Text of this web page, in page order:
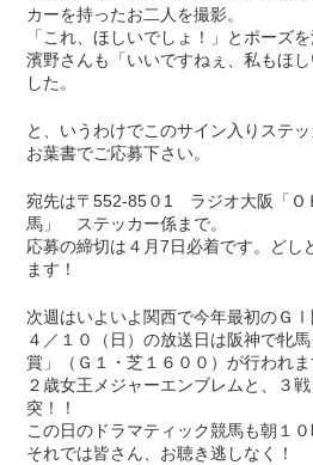
カーを持ったお二人を撮影。
「これ、ほしいでしょ！」とポーズ
濱野さんも「いいですねぇ、私もほ
した。
と、いうわけでこのサイン入りステ
お葉書でご応募下さい。
宛先は〒552-85０1 ラジオ大阪「Ｏ
馬」 ステッカー係まで。
応募の締切は４月7日必着です。どし
ます！
次週はいよいよ関西で今年最初のＧⅠ
４／１０（日）の放送日は阪神で牝
賞」（Ｇ１・芝１６００）が行われま
２歳女王メジャーエンブレムと、３
突！！
この日のドラマティック競馬も朝１０
それでは皆さん、お聴き逃しなく！